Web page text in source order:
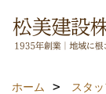
ホーム スタ